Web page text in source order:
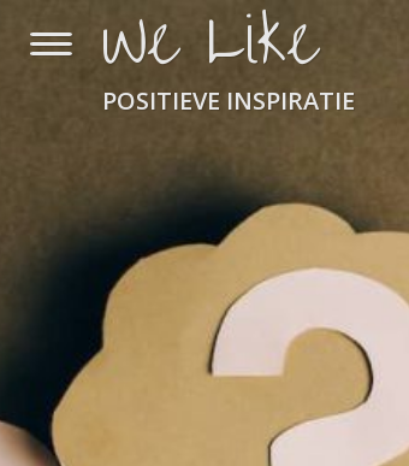
We Like
POSITIEVE INSPIRATIE